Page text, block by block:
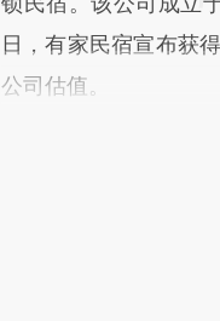
日，有家民宿宣布获得
公司估值。